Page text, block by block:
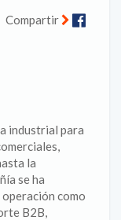
Compartir
industrial para
la
se ha
operación como
B2B,